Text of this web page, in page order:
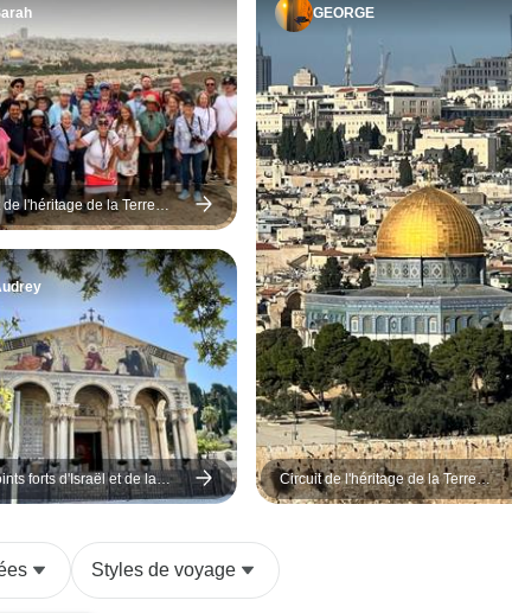
de l'héritage de la Terre
- 8 jours
forts d'Israël et de la
- 11 jours
GEORGE
Circuit de l'héritage de la Terre
Sainte et de la Jordanie - 11 jours
Styles de voyage